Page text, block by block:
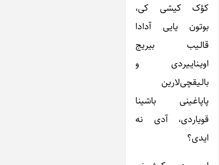
کؤک کیشی کی،
بوتون یایی آدادا
قالـیب بیریج
اویـنایـیردی و
بالـیقچی‌لارین
پاپاغـینی باشینا
قویاردی، آدی نه
ایدی؟